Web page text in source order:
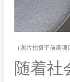
（照片拍摄于前期项
随着社